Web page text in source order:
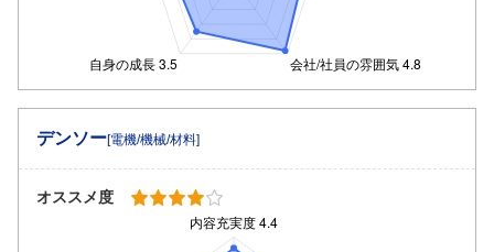
デンソー[電機/機械/材料]
オススメ度